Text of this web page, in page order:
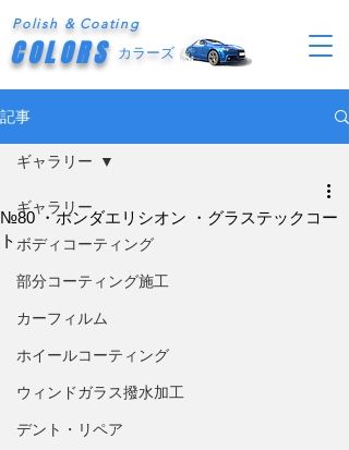
Polish & Coating
COLORS カラーズ
記事
ギャラリー
ボディコーティング
部分コーティング施工
カーフィルム
ホイールコーティング
ウィンドガラス撥水加工
デント・リペア
ギャラリー
№80 ・ホンダエリシオン ・グラステックコー
ト